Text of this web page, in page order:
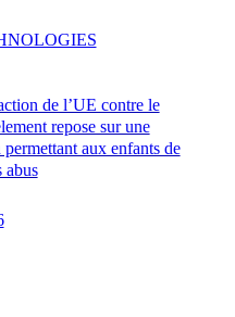
de l’UE contre le
repose sur une
aux enfants de
abus